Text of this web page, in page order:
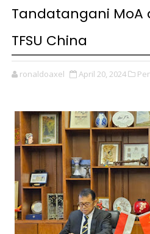
Tandatangani MoA
TFSU China
ronaldoaxel April 20, 2024